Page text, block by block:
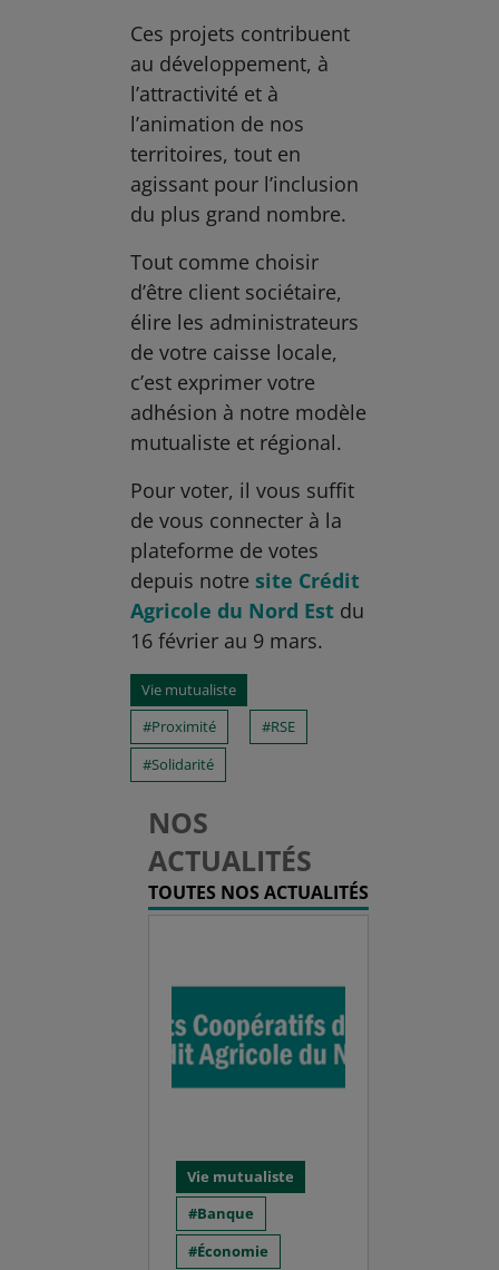
Ces projets contribuent
au développement, à
l’attractivité et à
l’animation de nos
territoires, tout en
agissant pour l’inclusion
du plus grand nombre.
Tout comme choisir
d’être client sociétaire,
élire les administrateurs
de votre caisse locale,
c’est exprimer votre
adhésion à notre modèle
mutualiste et régional.
Pour voter, il vous suffit
de vous connecter à la
plateforme de votes
depuis notre site Crédit
Agricole du Nord Est du
16 février au 9 mars.
Vie mutualiste
Proximité
RSE
Solidarité
NOS
ACTUALITÉS
TOUTES NOS ACTUALITÉS
Vie mutualiste
Banque
Économie